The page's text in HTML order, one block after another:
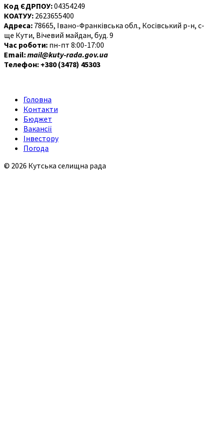
Код ЄДРПОУ:04354249
КОАТУУ: 2623655400
Адреса: 78665, Івано-Франківська обл., Косівський р-н, с-
ще Кути, Вічевий майдан, буд. 9
Час роботи: пн-пт 8:00-17:00
Email:mail@kuty-rada.gov.ua
Телефон: +380 (3478) 45303
Головна
Контакти
Бюджет
Вакансії
Інвестору
Погода
© 2026 Кутська селищна рада